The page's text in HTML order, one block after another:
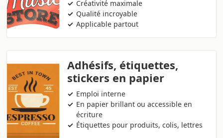
Créativité maximale
Qualité incroyable
Applicable partout
Adhésifs, étiquettes,
stickers en papier
Emploi interne
En papier brillant ou accessible en
écriture
Étiquettes pour produits, colis, lettres